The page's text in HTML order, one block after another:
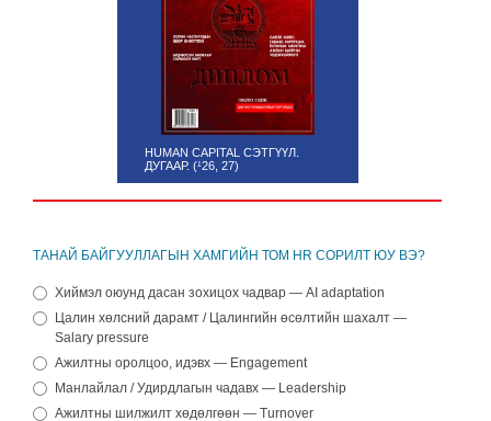
HUMAN CAPITAL СЭТГҮҮЛ.
ДУГААР. (¹26, 27)
ТАНАЙ БАЙГУУЛЛАГЫН ХАМГИЙН ТОМ HR СОРИЛТ ЮУ ВЭ?
Хиймэл оюунд дасан зохицох чадвар — AI adaptation
Цалин хөлсний дарамт / Цалингийн өсөлтийн шахалт —
Salary pressure
Ажилтны оролцоо, идэвх — Engagement
Манлайлал / Удирдлагын чадавх — Leadership
Ажилтны шилжилт хөдөлгөөн — Turnover